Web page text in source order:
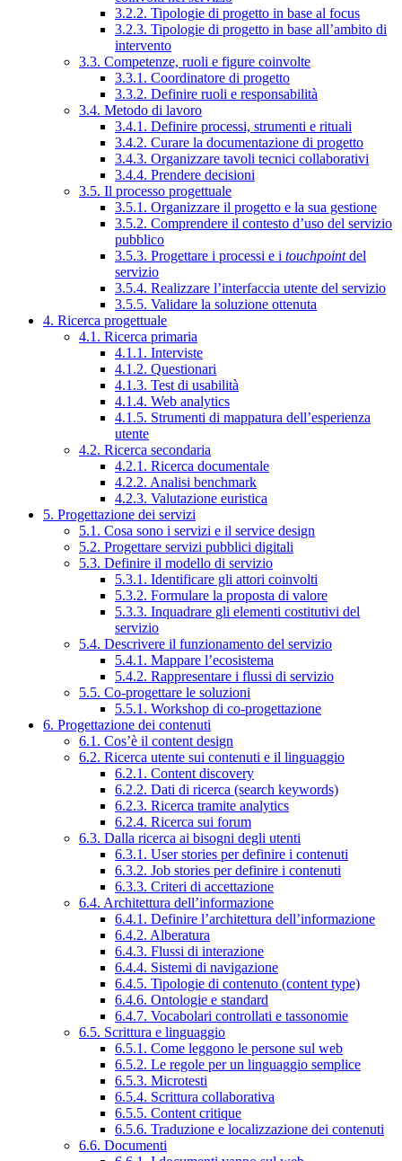
3.2.2. Tipologie di progetto in base al focus
3.2.3. Tipologie di progetto in base all’ambito di
intervento
3.3. Competenze, ruoli e figure coinvolte
3.3.1. Coordinatore di progetto
3.3.2. Definire ruoli e responsabilità
3.4. Metodo di lavoro
3.4.1. Definire processi, strumenti e rituali
3.4.2. Curare la documentazione di progetto
3.4.3. Organizzare tavoli tecnici collaborativi
3.4.4. Prendere decisioni
3.5. Il processo progettuale
3.5.1. Organizzare il progetto e la sua gestione
3.5.2. Comprendere il contesto d’uso del servizio
pubblico
3.5.3. Progettare i processi e i touchpointdel
servizio
3.5.4. Realizzare l’interfaccia utente del servizio
3.5.5. Validare la soluzione ottenuta
4. Ricerca progettuale
4.1. Ricerca primaria
4.1.1. Interviste
4.1.2. Questionari
4.1.3. Test di usabilità
4.1.4. Web analytics
4.1.5. Strumenti di mappatura dell’esperienza
utente
4.2. Ricerca secondaria
4.2.1. Ricerca documentale
4.2.2. Analisi benchmark
4.2.3. Valutazione euristica
5. Progettazione dei servizi
5.1. Cosa sono i servizi e il service design
5.2. Progettare servizi pubblici digitali
5.3. Definire il modello di servizio
5.3.1. Identificare gli attori coinvolti
5.3.2. Formulare la proposta di valore
5.3.3. Inquadrare gli elementi costitutivi del
servizio
5.4. Descrivere il funzionamento del servizio
5.4.1. Mappare l’ecosistema
5.4.2. Rappresentare i flussi di servizio
5.5. Co-progettare le soluzioni
5.5.1. Workshop di co-progettazione
6. Progettazione dei contenuti
6.1. Cos’è il content design
6.2. Ricerca utente sui contenuti e il linguaggio
6.2.1. Content discovery
6.2.2. Dati di ricerca (search keywords)
6.2.3. Ricerca tramite analytics
6.2.4. Ricerca sui forum
6.3. Dalla ricerca ai bisogni degli utenti
6.3.1. User stories per definire i contenuti
6.3.2. Job stories per definire i contenuti
6.3.3. Criteri di accettazione
6.4. Architettura dell’informazione
6.4.1. Definire l’architettura dell’informazione
6.4.2. Alberatura
6.4.3. Flussi di interazione
6.4.4. Sistemi di navigazione
6.4.5. Tipologie di contenuto (content type)
6.4.6. Ontologie e standard
6.4.7. Vocabolari controllati e tassonomie
6.5. Scrittura e linguaggio
6.5.1. Come leggono le persone sul web
6.5.2. Le regole per un linguaggio semplice
6.5.3. Microtesti
6.5.4. Scrittura collaborativa
6.5.5. Content critique
6.5.6. Traduzione e localizzazione dei contenuti
6.6. Documenti